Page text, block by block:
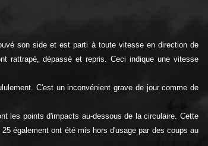
son side et est parti à toute vitesse en direction de
rattrapé, dépassé et repris. Ceci indique une vitesse
C'est un inconvénient grave de jour comme de
les points d'impacts au-dessous de la circulaire. Cette
également ont été mis hors d'usage par des coups au